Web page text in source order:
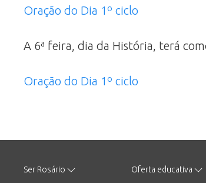
Oração do Dia 1º ciclo
A 6ª feira, dia da História, terá
Oração do Dia 1º ciclo
Ser Rosário Oferta educativa